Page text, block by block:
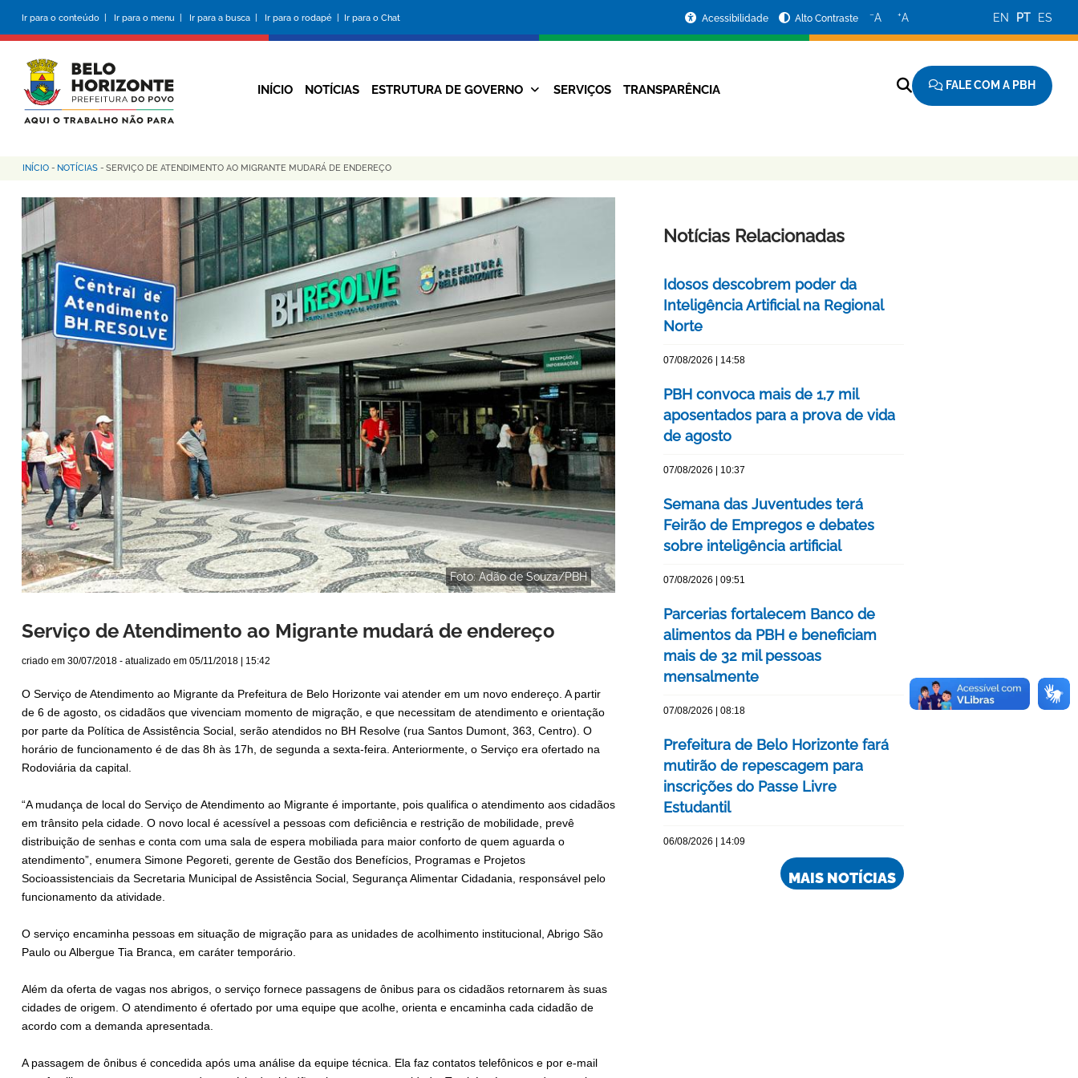
conteúdo
principal
Ir para o conteúdo | Ir para o menu | Ir para a busca | Ir para o rodapé | Ir para o Chat
da
Prefeitura
Acessibilidade Alto Contraste −A +A EN PT ES
Navegação
INÍCIO NOTÍCIAS ESTRUTURA DE GOVERNO SERVIÇOS TRANSPARÊNCIA FALE COM A PBH
Trilha
de
navegação
INÍCIO - NOTÍCIAS - SERVIÇO DE ATENDIMENTO AO MIGRANTE MUDARÁ DE ENDEREÇO
Foto: Adão de Souza/PBH
Serviço de Atendimento ao Migrante mudará de endereço
criado em 30/07/2018 - atualizado em 05/11/2018 | 15:42
O Serviço de Atendimento ao Migrante da Prefeitura de Belo Horizonte vai atender em um novo endereço. A partir
de 6 de agosto, os cidadãos que vivenciam momento de migração, e que necessitam de atendimento e orientação
por parte da Política de Assistência Social, serão atendidos no BH Resolve (rua Santos Dumont, 363, Centro). O
horário de funcionamento é de das 8h às 17h, de segunda a sexta-feira. Anteriormente, o Serviço era ofertado na
Rodoviária da capital.
“A mudança de local do Serviço de Atendimento ao Migrante é importante, pois qualifica o atendimento aos cidadãos
em trânsito pela cidade. O novo local é acessível a pessoas com deficiência e restrição de mobilidade, prevê
distribuição de senhas e conta com uma sala de espera mobiliada para maior conforto de quem aguarda o
atendimento”, enumera Simone Pegoreti, gerente de Gestão dos Benefícios, Programas e Projetos
Socioassistenciais da Secretaria Municipal de Assistência Social, Segurança Alimentar Cidadania, responsável pelo
funcionamento da atividade.
O serviço encaminha pessoas em situação de migração para as unidades de acolhimento institucional, Abrigo São
Paulo ou Albergue Tia Branca, em caráter temporário.
Além da oferta de vagas nos abrigos, o serviço fornece passagens de ônibus para os cidadãos retornarem às suas
cidades de origem. O atendimento é ofertado por uma equipe que acolhe, orienta e encaminha cada cidadão de
acordo com a demanda apresentada.
A passagem de ônibus é concedida após uma análise da equipe técnica. Ela faz contatos telefônicos e por e-mail
Notícias Relacionadas
Idosos descobrem poder da
Inteligência Artificial na Regional
Norte
07/08/2026 | 14:58
PBH convoca mais de 1,7 mil
aposentados para a prova de vida
de agosto
07/08/2026 | 10:37
Semana das Juventudes terá
Feirão de Empregos e debates
sobre inteligência artificial
07/08/2026 | 09:51
Parcerias fortalecem Banco de
alimentos da PBH e beneficiam
mais de 32 mil pessoas
mensalmente
07/08/2026 | 08:18
Prefeitura de Belo Horizonte fará
mutirão de repescagem para
inscrições do Passe Livre
Estudantil
06/08/2026 | 14:09
MAIS NOTÍCIAS